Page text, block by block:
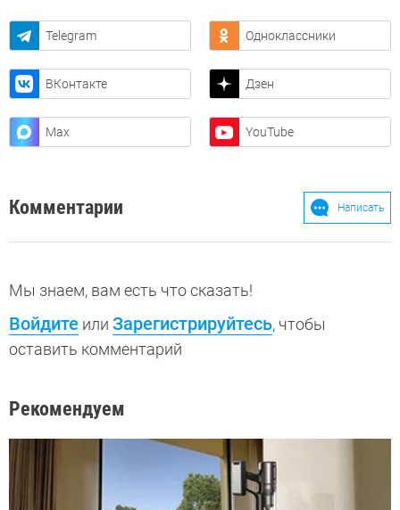
Telegram Одноклассники
ВКонтакте Дзен
Max YouTube
Комментарии Написать
Мы знаем, вам есть что сказать!
Войдите или Зарегистрируйтесь, чтобы
оставить комментарий
Рекомендуем